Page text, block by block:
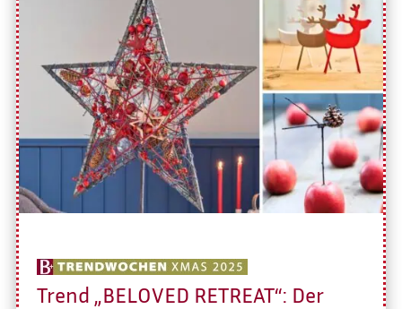
Trend „BELOVED RETREAT“: Der